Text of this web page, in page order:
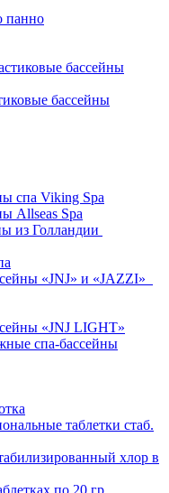
панно
бассейны
бассейны
спа Viking Spa
Allseas Spa
из Голландии
«JNJ» и «JAZZI»
«JNJ LIGHT»
спа-бассейны
таблетки стаб.
хлор в
по 20 гр